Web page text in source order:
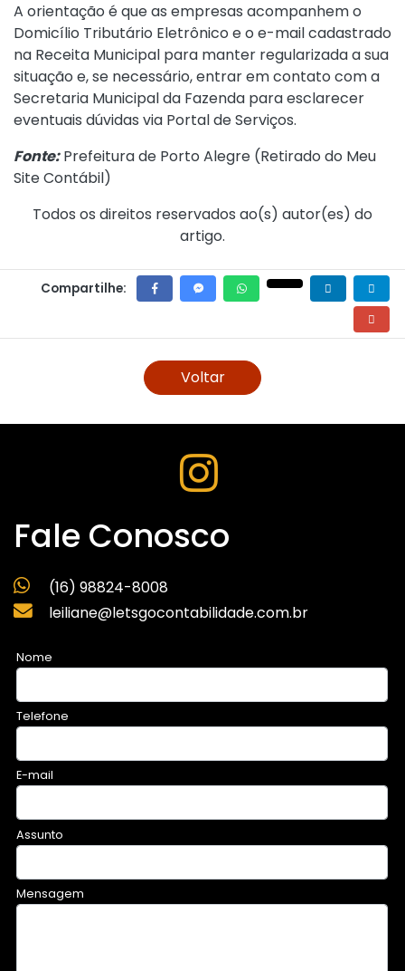
A orientação é que as empresas acompanhem o
Domicílio Tributário Eletrônico e o e-mail cadastrado
na Receita Municipal para manter regularizada a sua
situação e, se necessário, entrar em contato com a
Secretaria Municipal da Fazenda para esclarecer
eventuais dúvidas via Portal de Serviços.
Fonte:Prefeitura de Porto Alegre (Retirado do Meu
Site Contábil)
Todos os direitos reservados ao(s) autor(es) do
artigo.
Compartilhe:
Voltar
Fale Conosco
(16) 98824-8008
leiliane@letsgocontabilidade.com.br
Nome
Telefone
E-mail
Assunto
Mensagem